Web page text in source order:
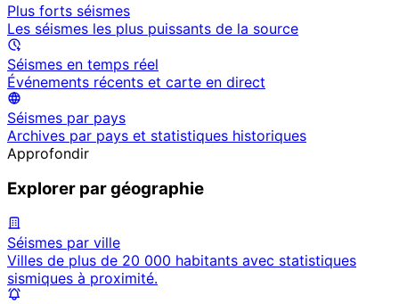
Plus forts séismes
Les séismes les plus puissants de la source
Séismes en temps réel
Événements récents et carte en direct
Séismes par pays
Archives par pays et statistiques historiques
Approfondir
Explorer par géographie
Séismes par ville
Villes de plus de 20 000 habitants avec statistiques
sismiques à proximité.